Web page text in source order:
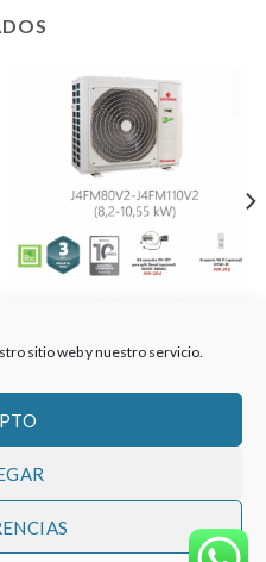
sitio web y nuestro servicio.
13205
AVISO LEGAL
DERECHO DE DESESTIMIENTO